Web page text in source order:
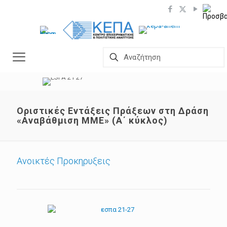
Οριστικές Εντάξεις Πράξεων στη Δράση
«Αναβάθμιση MME» (Α΄ κύκλος)
Ανοικτές Προκηρυξεις